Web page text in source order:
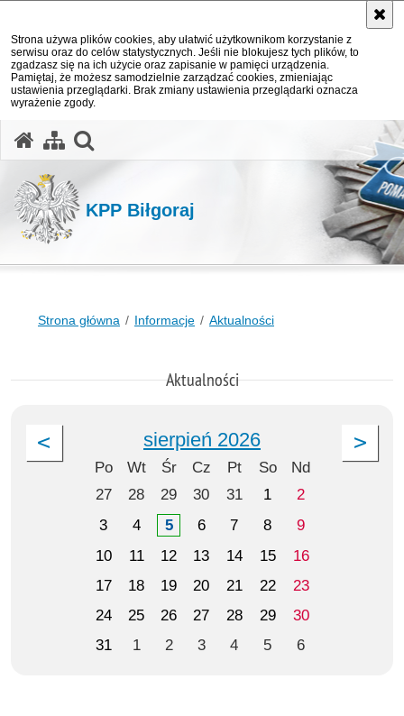
Strona używa plików cookies, aby ułatwić użytkownikom korzystanie z
serwisu oraz do celów statystycznych. Jeśli nie blokujesz tych plików, to
zgadzasz się na ich użycie oraz zapisanie w pamięci urządzenia.
Pamiętaj, że możesz samodzielnie zarządzać cookies, zmieniając
ustawienia przeglądarki. Brak zmiany ustawienia przeglądarki oznacza
wyrażenie zgody.
KPP Biłgoraj
Strona główna Informacje Aktualności
Aktualności
sierpień 2026
Po Wt Śr Cz Pt So
Nd
27
28 29 30 31 1
2
3
4 5 6 7 8
9
10
11 12 13 14 15
16
17
18 19 20 21 22
23
24
25 26 27 28 29
30
31
1 2 3 4 5 6